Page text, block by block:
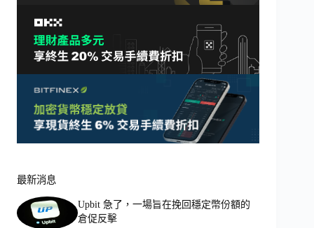
最新消息
Upbit 急了，一場旨在挽回穩定幣份額的
倉促反擊